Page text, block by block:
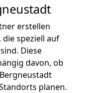
erstellen
speziell auf
Diese
davon, ob
planen.